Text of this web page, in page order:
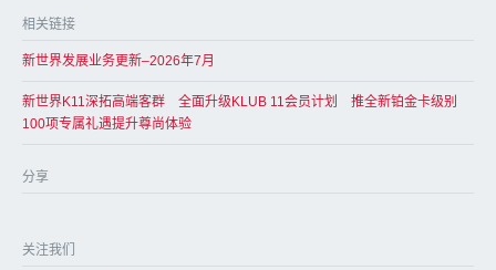
相关链接
新世界发展业务更新–2026年7月
新世界K11深拓高端客群 全面升级KLUB 11会员计划 推全新铂金卡级别
100项专属礼遇提升尊尚体验
分享
关注我们